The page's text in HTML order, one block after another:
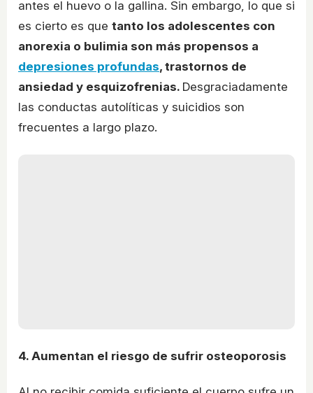
antes el huevo o la gallina. Sin embargo, lo que si
es cierto es que tanto los adolescentes con
anorexia o bulimia son más propensos a
depresiones profundas, trastornos de
ansiedad y esquizofrenias. Desgraciadamente
las conductas autolíticas y suicidios son
frecuentes a largo plazo.
4. Aumentan el riesgo de sufrir osteoporosis